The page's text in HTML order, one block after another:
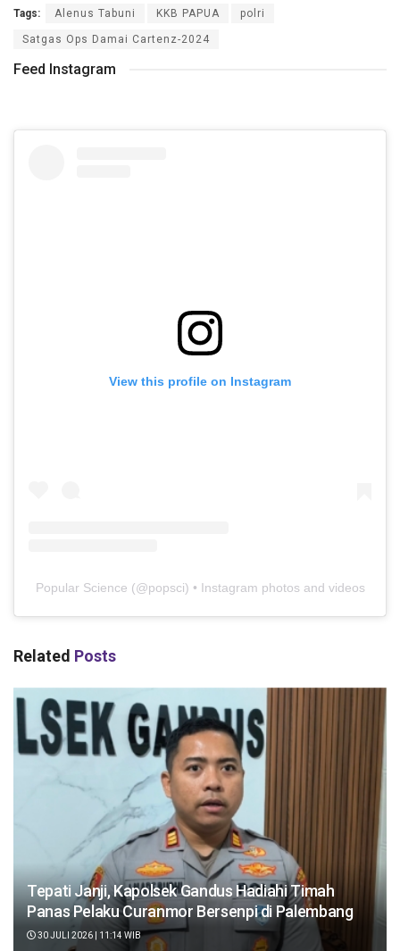
Tags: Alenus Tabuni KKB PAPUA polri
Satgas Ops Damai Cartenz-2024
Feed Instagram
View this profile on Instagram
Popular Science (@popsci) • Instagram photos and videos
Related Posts
Tepati Janji, Kapolsek Gandus Hadiahi Timah
Panas Pelaku Curanmor Bersenpi di Palembang
30 JULI 2026 | 11:14 WIB